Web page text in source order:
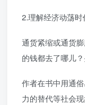
2.理解经济动荡
通货紧缩或通货
的钱都去了哪儿
作者在书中用通
力的替代等社会